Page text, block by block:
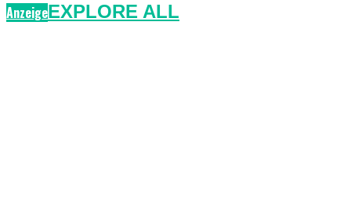
AnzeigeEXPLORE ALL